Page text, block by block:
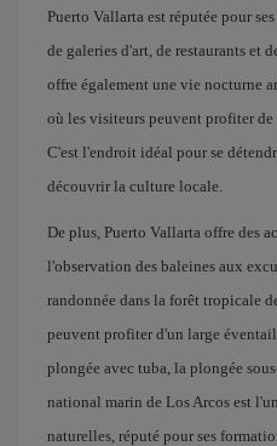
Puerto Vallarta est réputée pour
de galeries d'art, de restaurants et
offre également une vie nocturne
où les visiteurs peuvent profiter de
C'est l'endroit idéal pour se
découvrir la culture locale.
De plus, Puerto Vallarta offre des
l'observation des baleines aux
randonnée dans la forêt tropicale
peuvent profiter d'un large
plongée avec tuba, la plongée
national marin de Los Arcos est
naturelles, réputé pour ses